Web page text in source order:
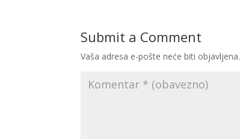
Submit a Comment
Vaša adresa e-pošte neće biti objavljena.